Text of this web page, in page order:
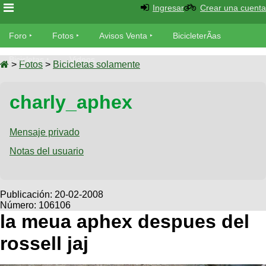
Foro
Foro
MecÃ¡nica
Fotos
SUBÃ
Galeria
Bicicletas
Viajes
Descenso
Dirt
Avisos
Ventas
SUBÃ
Buscar
Ultimos
Fotos
as
Bicicletas
Tandem
Videos
Cicloturismo
Ingresar Crear una cuenta
Foro Fotos Avisos Venta BicicleterÃ­as
Bicicletas Videos
> Fotos > Bicicletas solamente
charly_aphex
Mensaje privado
Notas del usuario
Publicación: 20-02-2008
Número: 106106
la meua aphex despues del
rossell jaj